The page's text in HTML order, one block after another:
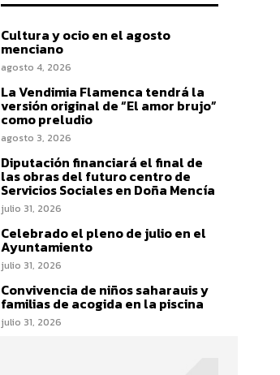
Cultura y ocio en el agosto
menciano
agosto 4, 2026
La Vendimia Flamenca tendrá la
versión original de “El amor brujo”
como preludio
agosto 3, 2026
Diputación financiará el final de
las obras del futuro centro de
Servicios Sociales en Doña Mencía
julio 31, 2026
Celebrado el pleno de julio en el
Ayuntamiento
julio 31, 2026
Convivencia de niños saharauis y
familias de acogida en la piscina
julio 31, 2026